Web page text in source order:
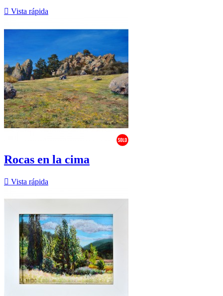
 Vista rápida
Rocas en la cima
 Vista rápida